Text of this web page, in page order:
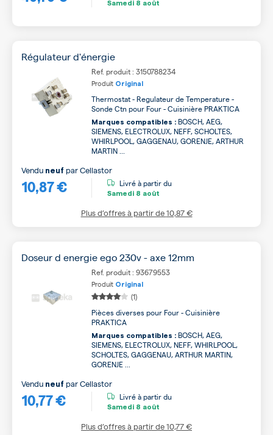
Samedi 8 août
Régulateur d'énergie
Ref. produit : 3150788234
Produit Original
Thermostat - Regulateur de Temperature -
Sonde Ctn pour Four - Cuisinière PRAKTICA
Marques compatibles : BOSCH, AEG,
SIEMENS, ELECTROLUX, NEFF, SCHOLTES,
WHIRLPOOL, GAGGENAU, GORENJE, ARTHUR
MARTIN ...
10,87 €
Vendu neuf parCellastor
Livré à partir du
Samedi 8 août
Plus d’offres à partir de10,87 €
Doseur d energie ego 230v - axe 12mm
Ref. produit : 93679553
Produit Original
(1)
Pièces diverses pour Four - Cuisinière
PRAKTICA
Marques compatibles : BOSCH, AEG,
SIEMENS, ELECTROLUX, NEFF, WHIRLPOOL,
SCHOLTES, GAGGENAU, ARTHUR MARTIN,
GORENJE ...
10,77 €
Vendu neuf parCellastor
Livré à partir du
Samedi 8 août
Plus d’offres à partir de10,77 €